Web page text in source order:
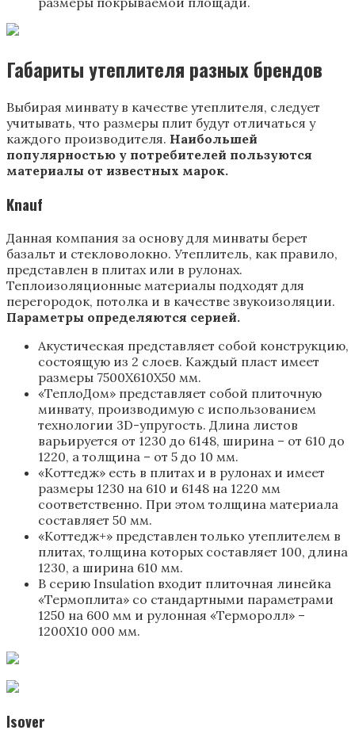
Габариты утеплителя разных брендов
Выбирая минвату в качестве утеплителя, следует
учитывать, что размеры плит будут отличаться у
каждого производителя. Наибольшей
популярностью у потребителей пользуются
материалы от известных марок.
Knauf
Данная компания за основу для минваты берет
базальт и стекловолокно. Утеплитель, как правило,
представлен в плитах или в рулонах.
Теплоизоляционные материалы подходят для
перегородок, потолка и в качестве звукоизоляции.
Параметры определяются серией.
Акустическая представляет собой конструкцию,
состоящую из 2 слоев. Каждый пласт имеет
размеры 7500Х610Х50 мм.
«ТеплоДом» представляет собой плиточную
минвату, производимую с использованием
технологии 3D-упругость. Длина листов
варьируется от 1230 до 6148, ширина – от 610 до
1220, а толщина – от 5 до 10 мм.
«Коттедж» есть в плитах и в рулонах и имеет
размеры 1230 на 610 и 6148 на 1220 мм
соответственно. При этом толщина материала
составляет 50 мм.
«Коттедж+» представлен только утеплителем в
плитах, толщина которых составляет 100, длина
1230, а ширина 610 мм.
В серию Insulation входит плиточная линейка
«Термоплита» со стандартными параметрами
1250 на 600 мм и рулонная «Терморолл» –
1200Х10 000 мм.
Isover